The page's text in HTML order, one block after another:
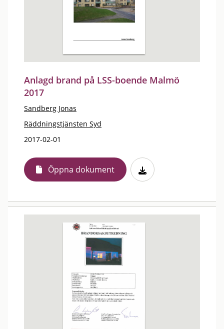
Anlagd brand på LSS-boende Malmö
2017
Sandberg Jonas
Räddningstjänsten Syd
2017-02-01
Öppna dokument